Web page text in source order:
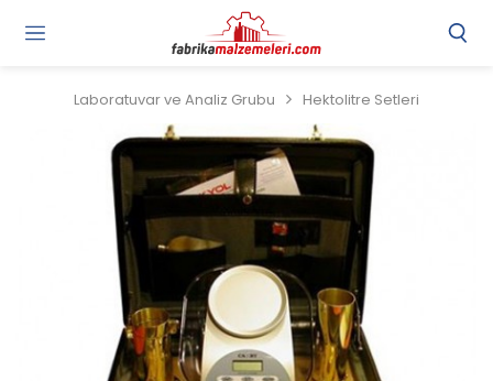
Laboratuvar ve Analiz Grubu Hektolitre Setleri